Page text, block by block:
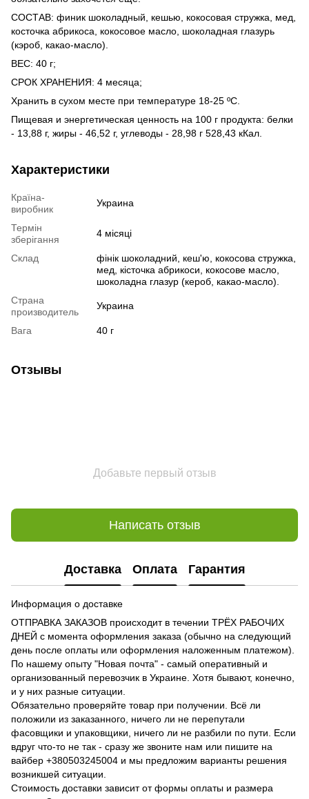
СОСТАВ: финик шоколадный, кешью, кокосовая стружка, мед,
косточка абрикоса, кокосовое масло, шоколадная глазурь
(кэроб, какао-масло).
ВЕС: 40 г;
СРОК ХРАНЕНИЯ: 4 месяца;
Хранить в сухом месте при температуре 18-25 ºС.
Пищевая и энергетическая ценность на 100 г продукта: белки
- 13,88 г, жиры - 46,52 г, углеводы - 28,98 г 528,43 кКал.
Характеристики
Країна-
виробник
Украина
Термін
зберігання
4 місяці
Склад
фінік шоколадний, кеш'ю, кокосова стружка,
мед, кісточка абрикоси, кокосове масло,
шоколадна глазур (кероб, какао-масло).
Страна
производитель
Украина
Вага 40 г
Отзывы
Добавьте первый отзыв
Написать отзыв
Доставка Оплата Гарантия
Информация о доставке
ОТПРАВКА ЗАКАЗОВ происходит в течении ТРЁХ РАБОЧИХ
ДНЕЙ с момента оформления заказа (обычно на следующий
день после оплаты или оформления наложенным платежом).
По нашему опыту "Новая почта" - самый оперативный и
организованный перевозчик в Украине. Хотя бывают, конечно,
и у них разные ситуации.
Обязательно проверяйте товар при получении. Всё ли
положили из заказанного, ничего ли не перепутали
фасовщики и упаковщики, ничего ли не разбили по пути. Если
вдруг что-то не так - сразу же звоните нам или пишите на
вайбер +380503245004 и мы предложим варианты решения
возникшей ситуации.
Стоимость доставки зависит от формы оплаты и размера